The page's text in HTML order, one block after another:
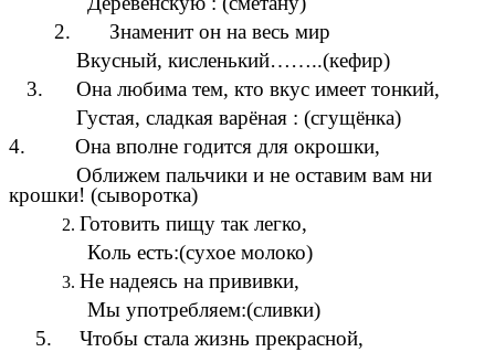
он на весь мир
кисленький……..(кефир)
любима тем, кто вкус имеет тонкий,
сладкая варёная : (сгущёнка)
4. Она вполне годится для окрошки,
пальчики и не оставим вам ни
крошки! (сыворотка)
Готовить пищу так легко,
есть:(сухое молоко)
Не надеясь на прививки,
употребляем:(сливки)
5. Чтобы стала жизнь прекрасной,